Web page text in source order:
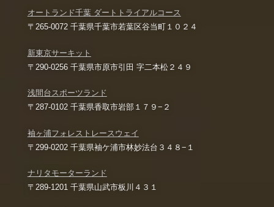
オートランド千葉 ダートトライアルコース
〒265-0072 千葉県千葉市若葉区谷当町１０２４
新東京サーキット
〒290-0256 千葉県市原市引田 字二本松２４９
浅間台スポーツランド
〒287-0102 千葉県香取市岩部１７９−２
袖ヶ浦フォレストレースウェイ
〒299-0202 千葉県袖ケ浦市林妙法台３４８−１
ナリタモーターランド
〒289-1201 千葉県山武市板川４３１